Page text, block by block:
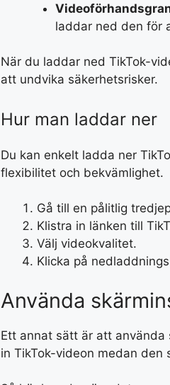
laddar ned den för
När du laddar ned TikTok-
att undvika säkerhetsrisker.
Hur man laddar ner
Du kan enkelt ladda ner
flexibilitet och bekvämlighet.
Gå till en pålitlig
Klistra in länken till
Välj videokvalitet.
Klicka på
Använda
Ett annat sätt är att använda
in TikTok-videon medan den